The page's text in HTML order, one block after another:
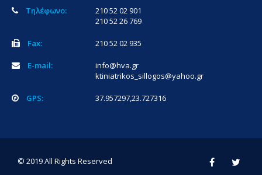
Τηλέφωνο:
210 52 02 901
210 52 26 769
Fax: 210 52 02 935
E-mail:
info@hva.gr
ktiniatrikos_sillogos@yahoo.gr
GPS: 37.957297,23.727316
© 2019 All Rights Reserved